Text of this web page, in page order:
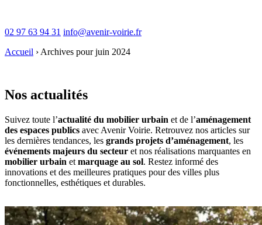
02 97 63 94 31 info@avenir-voirie.fr
Accueil › Archives pour juin 2024
Nos actualités
Suivez toute l’actualité du mobilier urbain et de l’aménagement
des espaces publics avec Avenir Voirie. Retrouvez nos articles sur
les dernières tendances, les grands projets d’aménagement, les
événements majeurs du secteur et nos réalisations marquantes en
mobilier urbain et marquage au sol. Restez informé des
innovations et des meilleures pratiques pour des villes plus
fonctionnelles, esthétiques et durables.